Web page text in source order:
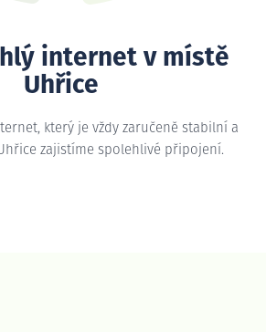
internet v místě
Uhřice
který je vždy zaručeně stabilní a
zajistíme spolehlivé připojení.